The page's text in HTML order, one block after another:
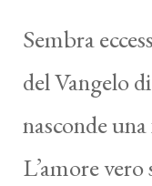
Sembra
del Vangelo
nasconde
L’amore